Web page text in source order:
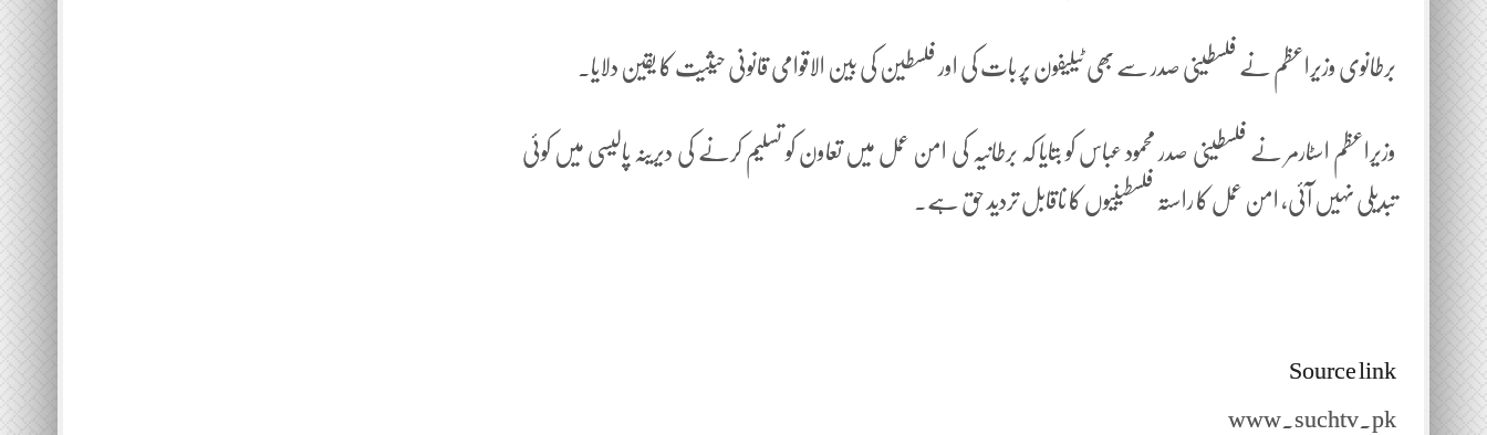
برطانوی وزیراعظم نے فلسطینی صدر سے بھی ٹیلیفون پر بات کی اور فلسطین کی بین الاقوامی قانونی حیثیت کا یقین دلایا۔
وزیراعظم اسٹارمر نے فلسطینی صدر محمود عباس کو بتایا کہ برطانیہ کی امن عمل میں تعاون کو تسلیم کرنے کی دیرینہ پالیسی میں کوئی
تبدیلی نہیں آئی، امن عمل کا راستہ فلسطینیوں کا ناقابل تردید حق ہے۔
Source link
www.suchtv.pk